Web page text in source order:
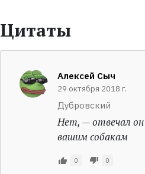
Цитаты
Алексей Сыч
29 октября 2018 г.
Дубровский
Нет, — отвечал он
вашим собакам
0 0